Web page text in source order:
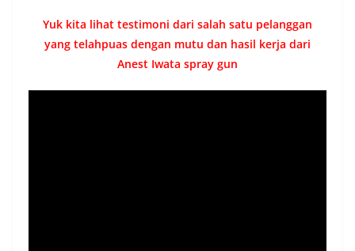
Yuk kita lihat testimoni dari salah satu pelanggan
yang telahpuas dengan mutu dan hasil kerja dari
Anest Iwata spray gun